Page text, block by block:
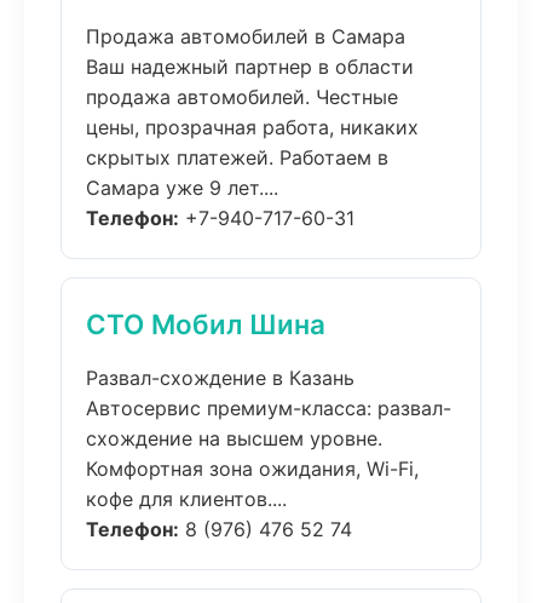
Продажа автомобилей в Самара
Ваш надежный партнер в области
продажа автомобилей. Честные
цены, прозрачная работа, никаких
скрытых платежей. Работаем в
Самара уже 9 лет....
Телефон: +7-940-717-60-31
СТО Мобил Шина
Развал-схождение в Казань
Автосервис премиум-класса: развал-
схождение на высшем уровне.
Комфортная зона ожидания, Wi-Fi,
кофе для клиентов....
Телефон: 8 (976) 476 52 74